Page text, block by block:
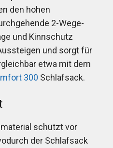
den hohen
2-Wege-
und Kinnschutz
und sorgt für
etwa mit dem
300 Schlafsack.
schützt vor
der Schlafsack